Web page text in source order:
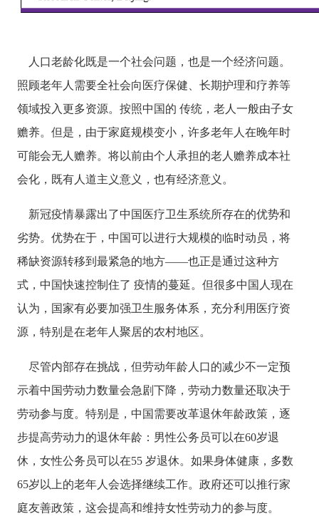
人口老龄化既是一个社会问题，也是一个经济问题。
照顾老年人需要全社会向医疗保健、长期护理和疗养等
领域投入更多资源。按照中国的 传统，老人一般由子女
赡养。但是，由于家庭规模变小，许多老年人在晚年时
可能会无人赡养。将以前由个人承担的老人赡养成本社
会化，既有人道主义意义，也有经济意义。
新冠疫情暴露出了中国医疗卫生系统所存在的优势和
劣势。优势在于，中国可以进行大规模的临时动员，将
稀缺资源转移到最紧急的地方——也正是通过这种方
式，中国快速控制住了 疫情的蔓延。但很多中国人现在
认为，国家有必要加强卫生服务体系，充分利用医疗资
源，特别是在老年人聚居的农村地区。
尽管内部存在挑战，但劳动年龄人口的减少不一定预
示着中国劳动力数量会急剧下降，劳动力数量还取决于
劳动参与度。特别是，中国需要改革退休年龄政策，逐
步提高劳动力的退休年龄：男性公务员可以在60岁退
休，女性公务员可以在55 岁退休。如果身体健康，多数
65岁以上的老年人会选择继续工作。政府还可以推行家
庭友善政策，这会提高和维持女性劳动力的参与度。